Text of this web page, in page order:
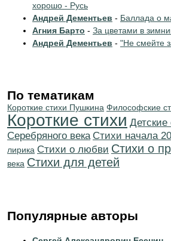
хорошо - Русь
Андрей Дементьев - Баллада о
Агния Барто - За цветами в
Андрей Дементьев - "Не смейте
По тематикам
Короткие стихи Пушкина Философские
Короткие стихи Детские
Серебряного века Cтихи начала
лирика Стихи о любви Стихи о
века Стихи для детей
Популярные авторы